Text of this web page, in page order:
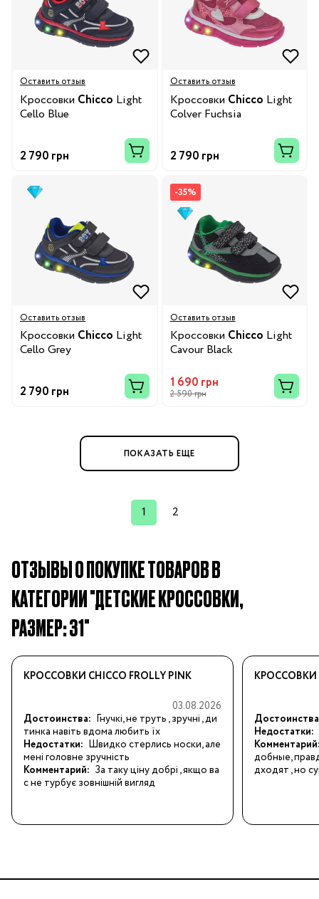
Оставить отзыв
Кроссовки Chicco Light
Cello Blue
2 790 грн
Оставить отзыв
Кроссовки Chicco Light
Colver Fuchsia
2 790 грн
Оставить отзыв
Кроссовки Chicco Light
Cello Grey
2 790 грн
-35%
Оставить отзыв
Кроссовки Chicco Light
Cavour Black
1 690 грн
2 590 грн
ПОКАЗАТЬ ЕЩЕ
1 2
ОТЗЫВЫ О ПОКУПКЕ ТОВАРОВ В
КАТЕГОРИИ "ДЕТСКИЕ КРОССОВКИ,
РАЗМЕР: 31"
КРОССОВКИ CHICCO FROLLY PINK
03.08.2026
Достоинства: Гнучкі, не труть , зручні , ди
тинка навіть вдома любить їх
Недостатки: Швидко стерлись носки, але
мені головне зручність
Комментарий: За таку ціну добрі , якщо ва
с не турбує зовнішній вигляд
КРОССОВКИ
Недостатки:
добные,
дходят , но